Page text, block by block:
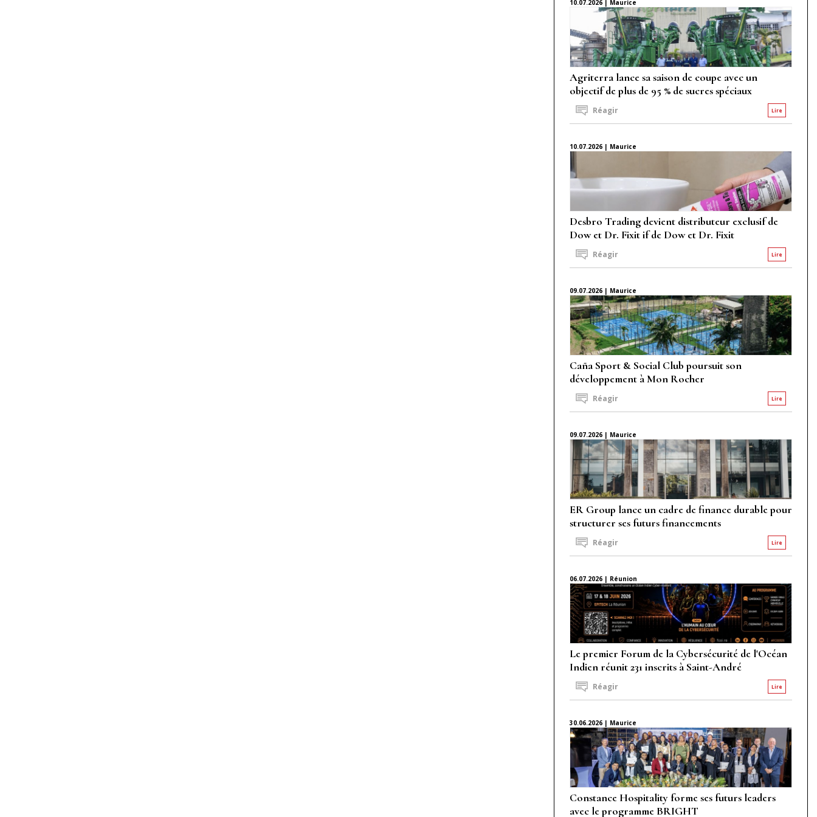
10.07.2026 | Maurice
Agriterra lance sa saison de coupe avec un
objectif de plus de 95 % de sucres spéciaux
Lire
Réagir
10.07.2026 | Maurice
Desbro Trading devient distributeur exclusif de
Dow et Dr. Fixit if de Dow et Dr. Fixit
Lire
Réagir
09.07.2026 | Maurice
Caña Sport & Social Club poursuit son
développement à Mon Rocher
Lire
Réagir
09.07.2026 | Maurice
ER Group lance un cadre de finance durable pour
structurer ses futurs financements
Lire
Réagir
06.07.2026 | Réunion
Le premier Forum de la Cybersécurité de l'Océan
Indien réunit 231 inscrits à Saint-André
Lire
Réagir
30.06.2026 | Maurice
Constance Hospitality forme ses futurs leaders
avec le programme BRIGHT